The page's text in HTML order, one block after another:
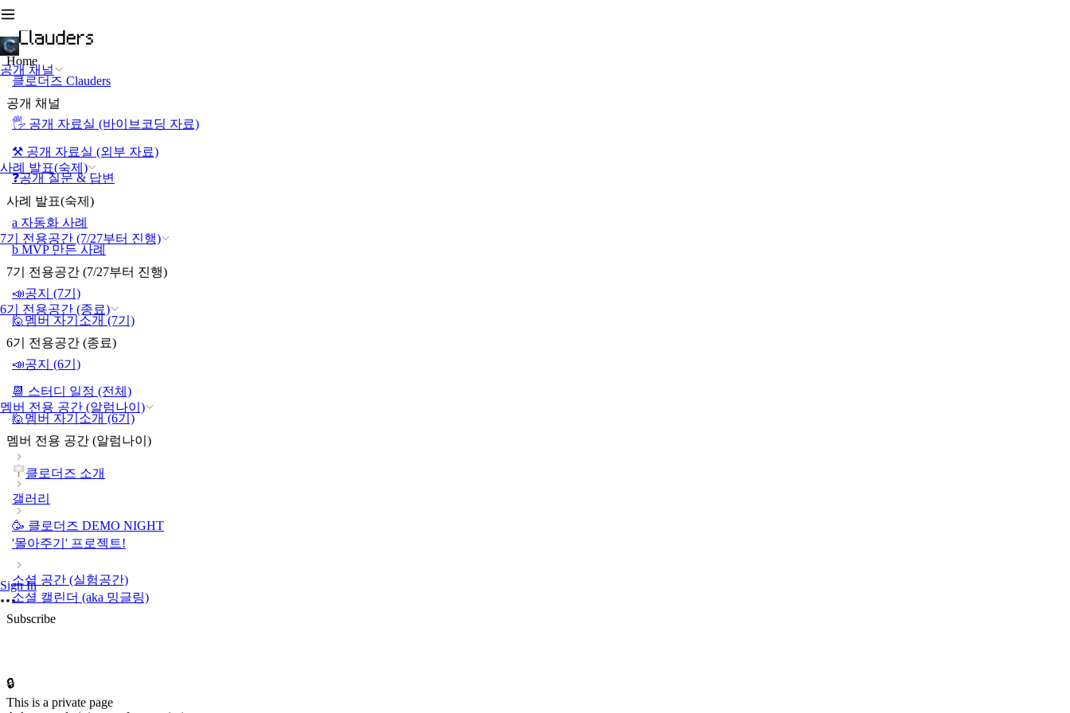
공개 채널
사례 발표(숙제)
7기 전용공간 (7/27부터 진행)
6기 전용공간 (종료)
멤버 전용 공간 (알럼나이)
Sign In
Home
클로더즈 Clauders
공개 채널
🖐️ 공개 자료실 (바이브코딩 자료)
⚒️ 공개 자료실 (외부 자료)
❓공개 질문 & 답변
사례 발표(숙제)
a 자동화 사례
b MVP 만든 사례
7기 전용공간 (7/27부터 진행)
📣공지 (7기)
🙋멤버 자기소개 (7기)
6기 전용공간 (종료)
📣공지 (6기)
📆 스터디 일정 (전체)
🙋멤버 자기소개 (6기)
멤버 전용 공간 (알럼나이)
클로더즈 소개
갤러리
🥳 클로더즈 DEMO NIGHT
'몰아주기' 프로젝트!
소셜 공간 (실험공간)
소셜 캘린더 (aka 밍글링)
Subscribe
🔒
This is a private page